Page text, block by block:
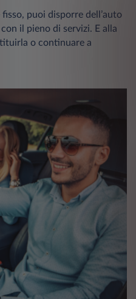
puoi disporre dell’auto
il pieno di servizi. E alla
o continuare a